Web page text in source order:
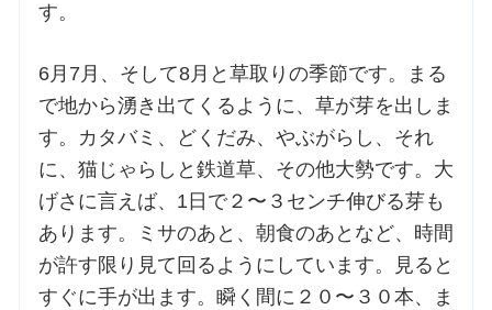
す。
6月7月、そして8月と草取りの季節です。まる
で地から湧き出てくるように、草が芽を出しま
す。カタバミ、どくだみ、やぶがらし、それ
に、猫じゃらしと鉄道草、その他大勢です。大
げさに言えば、1日で２〜３センチ伸びる芽も
あります。ミサのあと、朝食のあとなど、時間
が許す限り見て回るようにしています。見ると
すぐに手が出ます。瞬く間に２０〜３０本、ま